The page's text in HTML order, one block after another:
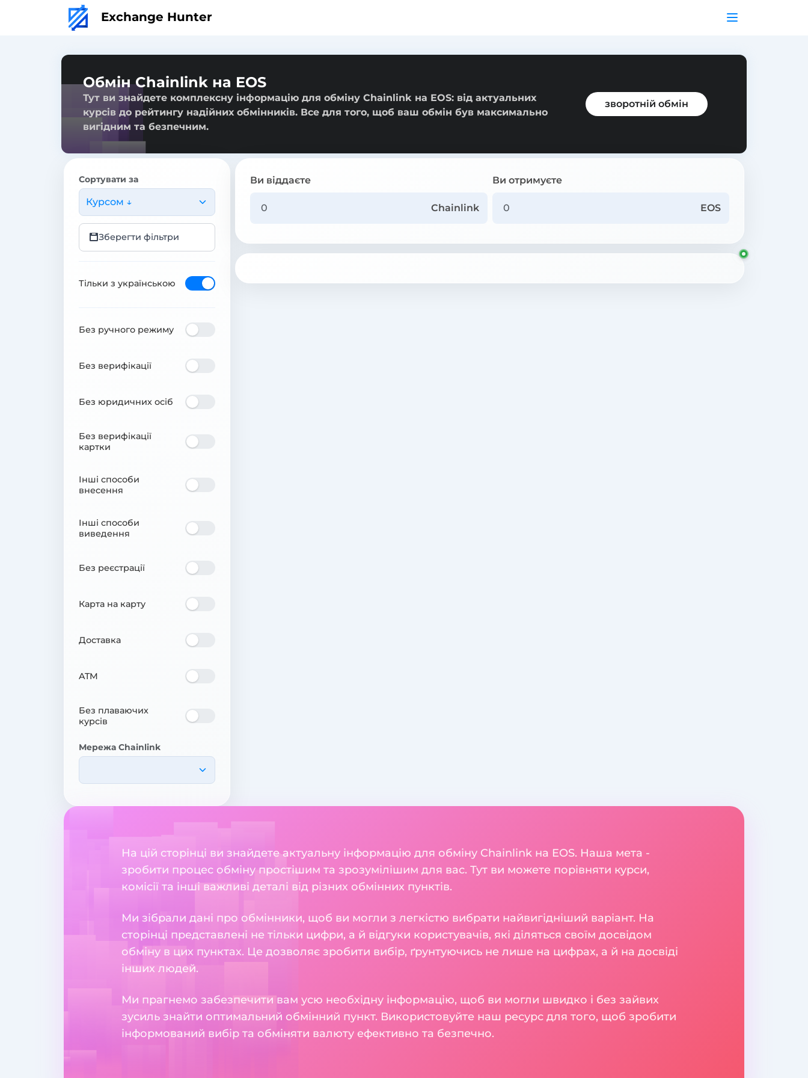
Exchange Hunter
Обмін Chainlink на EOS
Тут ви знайдете комплексну інформацію для обміну Chainlink на EOS: від актуальних
курсів до рейтингу надійних обмінників. Все для того, щоб ваш обмін був максимально
вигідним та безпечним.
зворотній обмін
Сортувати за
Курсом ↓
Зберегти фільтри
Тільки з українською
Без ручного режиму
Без верифікації
Без юридичних осіб
Без верифікації
картки
Інші способи
внесення
Інші способи
виведення
Без реєстрації
Карта на карту
Доставка
ATM
Без плаваючих
курсів
Мережа Chainlink
Ви віддаєте
Chainlink
Ви отримуєте
EOS
На цій сторінці ви знайдете актуальну інформацію для обміну Chainlink на EOS. Наша мета -
зробити процес обміну простішим та зрозумілішим для вас. Тут ви можете порівняти курси,
комісії та інші важливі деталі від різних обмінних пунктів.
Ми зібрали дані про обмінники, щоб ви могли з легкістю вибрати найвигідніший варіант. На
сторінці представлені не тільки цифри, а й відгуки користувачів, які діляться своїм досвідом
обміну в цих пунктах. Це дозволяє зробити вибір, ґрунтуючись не лише на цифрах, а й на досвіді
інших людей.
Ми прагнемо забезпечити вам усю необхідну інформацію, щоб ви могли швидко і без зайвих
зусиль знайти оптимальний обмінний пункт. Використовуйте наш ресурс для того, щоб зробити
інформований вибір та обміняти валюту ефективно та безпечно.